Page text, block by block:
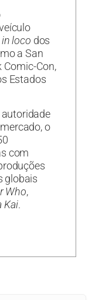
in loco dos
a San
Comic-Con,
Estados
o
com
globais
Who,
Kai.